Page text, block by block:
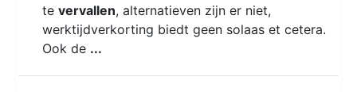
te vervallen, alternatieven zijn er niet,
werktijdverkorting biedt geen solaas et cetera.
Ook de ...